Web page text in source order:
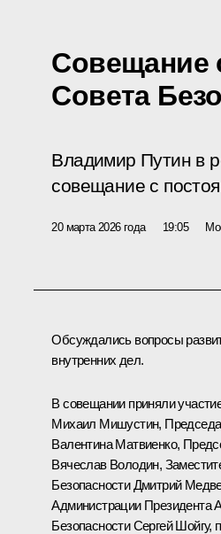
Совещание
Совета
Владимир Путин в
совещание с
20 марта 2026 года 19:05
Обсуждались вопросы
внутренних дел.
В совещании приняли
Михаил Мишустин,
Валентина Матвиенко,
Вячеслав Володин,
БезопасностиДмитрий
Администрации Президента
БезопасностиСергей Шойгу,